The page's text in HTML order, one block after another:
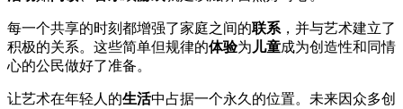
每一个共享的时刻都增强了家庭之间的联系 ，并与艺术建立了
积极的关系。这些简单但规律的体验为 儿童成为创造性和同情
心的公民做好了准备。
让艺术在年轻人的生活中占据一个永久的位置。未来因众多创